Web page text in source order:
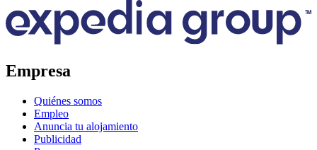
Empresa
Quiénes somos
Empleo
Anuncia tu alojamiento
Publicidad